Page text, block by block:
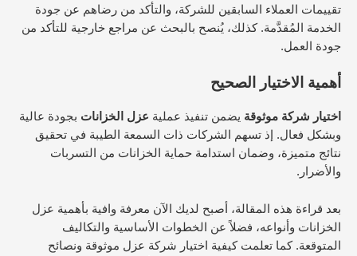
تقييمات العملاء السابقين للشركة، والتأكد من رضاهم عن جودة
الخدمة المُقدَّمة. كذلك، يُنصح بالبحث عن مراجع خارجية للتأكد من
جودة العمل.
أهمية الاختيار الصحيح
اختيار شركة موثوقة يضمن تنفيذ عملية عزل الخزانات بجودة عالية
وبشكل فعال. إذ تسهم الشركات ذات السمعة الطيبة في تحقيق
نتائج متميزة، وضمان استدامة حماية الخزانات من التسربات
والأضرار.
بعد قراءة هذه المقالة، أصبح لديك الآن معرفة وافية بأهمية عزل
الخزانات وأنواعه، فضلاً عن الخطوات الأساسية والتكاليف
المتوقعة. كما تعلمت كيفية اختيار شركة عزل موثوقة ونصائح